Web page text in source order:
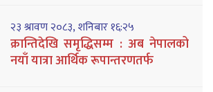
२३ श्रावण २०८३, शनिबार १६:२५
क्रान्तिदेखि समृद्धिसम्म : अब नेपालको
नयाँ यात्रा आर्थिक रूपान्तरणतर्फ